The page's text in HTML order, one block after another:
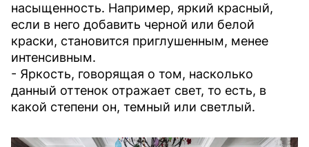
насыщенность. Например, яркий красный,
если в него добавить черной или белой
краски, становится приглушенным, менее
интенсивным.
- Яркость, говорящая о том, насколько
данный оттенок отражает свет, то есть, в
какой степени он, темный или светлый.